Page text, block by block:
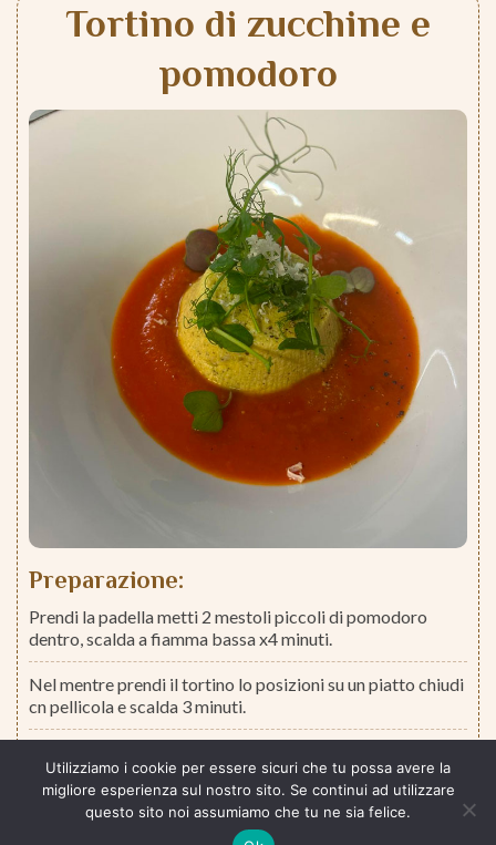
Tortino di zucchine e
pomodoro
Preparazione:
Prendi la padella metti 2 mestoli piccoli di pomodoro
dentro, scalda a fiamma bassa x4 minuti.
Nel mentre prendi il tortino lo posizioni su un piatto chiudi
cn pellicola e scalda 3 minuti.
lo batti sotto cn la mano , ci poggi il tortino dentro e sopra
chiudi con germogli di pisello e ricotta dura salata.
Utilizziamo i cookie per essere sicuri che tu possa avere la
migliore esperienza sul nostro sito. Se continui ad utilizzare
questo sito noi assumiamo che tu ne sia felice.